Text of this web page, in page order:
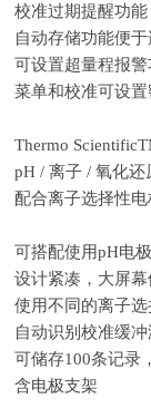
校准过期提醒功能
自动存储功能便
可设置超量程报警
菜单和校准可设
Thermo
pH / 离子 / 氧化还
配合离子选择性
可搭配使用pH电
设计紧凑，大屏
使用不同的离子
自动识别校准缓
可储存100条记录
含电极支架